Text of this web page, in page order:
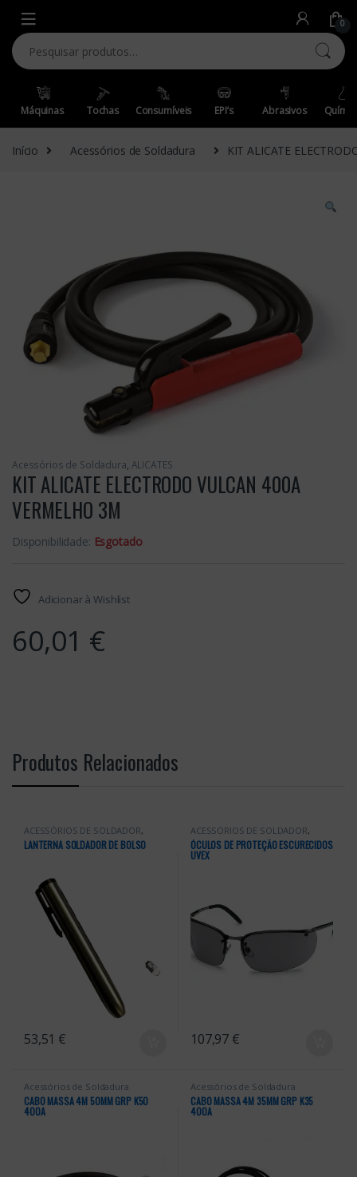
0
Pesquisar por:
Máquinas Tochas Consumíveis EPI’s Abrasivos
Início Acessórios de Soldadura KIT ALICATE
Acessórios de Soldadura, ALICATES
KIT ALICATE ELECTRODO VULCAN 400A
VERMELHO 3M
Disponibilidade: Esgotado
Adicionar à Wishlist
60,01 €
Produtos Relacionados
ACESSÓRIOS DE SOLDADOR,
Acessórios de Soldadura,
Acessórios Soldadura
LANTERNA SOLDADOR DE BOLSO
53,51 €
ACESSÓRIOS DE SOLDADOR,
Acessórios de Soldadura,
Acessórios Soldadura,EPI's
ÓCULOS DE PROTEÇÃO ESCURECIDOS
UVEX
107,97 €
Acessórios de Soldadura
CABO MASSA 4M 50MM GRP K50
400A
Acessórios de Soldadura
CABO MASSA 4M 35MM GRP K35
400A